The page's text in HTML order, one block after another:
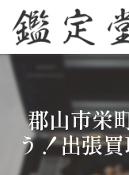
郡山市栄
う！出張